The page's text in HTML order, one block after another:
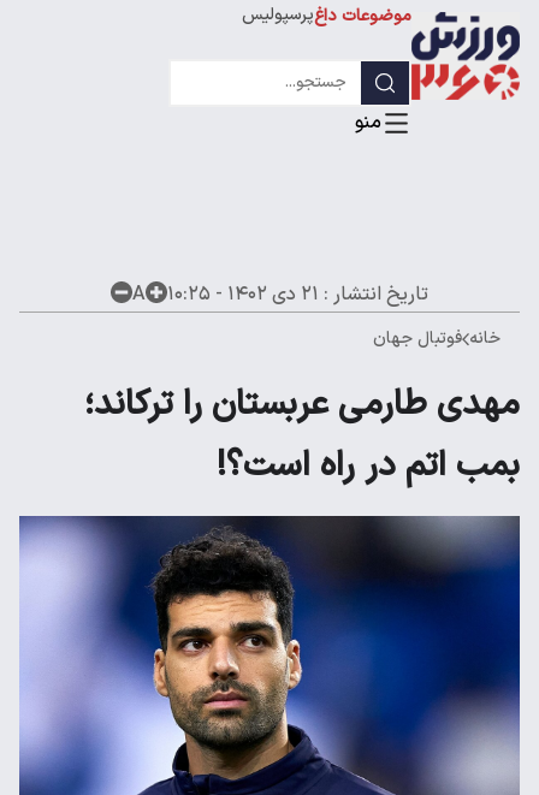
موضوعات داغپرسپولیس
لیگ قهرمانان
تاریخ انتشار : ۲۱ دی ۱۴۰۲ - ۱۰:۲۵ A
خانه فوتبال جهان
مهدی طارمی عربستان را ترکاند؛
بمب اتم در راه است؟!